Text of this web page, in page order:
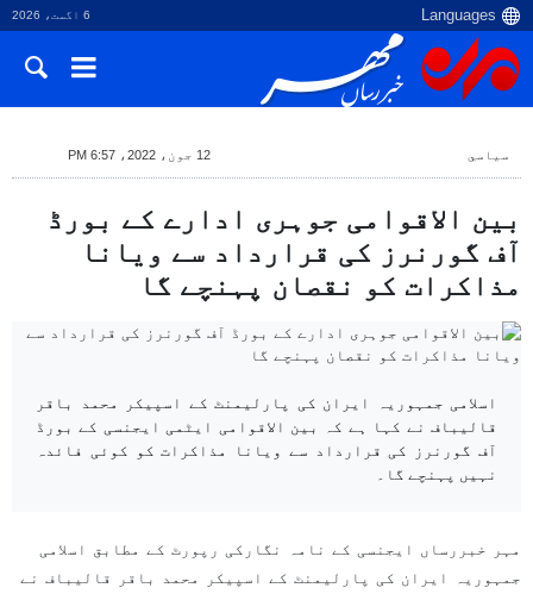
6 اگست، 2026
سياسي 12 جون، 2022، 6:57 PM
بین الاقوامی جوہری ادارے کے بورڈ
آف گورنرز کی قرارداد سے ویانا
مذاکرات کو نقصان پہنچے گا
اسلامی جمہوریہ ایران کی پارلیمنٹ کے اسپیکر محمد باقر
قالیباف نے کہا ہے کہ بین الاقوامی ایٹمی ایجنسی کے بورڈ
آف گورنرز کی قرارداد سے ویانا مذاکرات کو کوئی فائدہ
نہیں پہنچے گا۔
مہر خبررساں ایجنسی کے نامہ نگارکی رپورٹ کے مطابق اسلامی
جمہوریہ ایران کی پارلیمنٹ کے اسپیکر محمد باقر قالیباف نے